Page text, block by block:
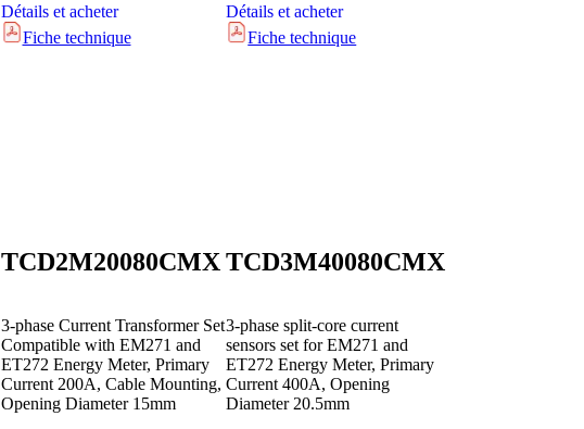
Détails et acheter
Fiche technique
Détails et acheter
Fiche technique
TCD2M20080CMX
3-phase Current Transformer Set
Compatible with EM271 and
ET272 Energy Meter, Primary
Current 200A, Cable Mounting,
Opening Diameter 15mm
TCD3M40080CMX
3-phase split-core current
sensors set for EM271 and
ET272 Energy Meter, Primary
Current 400A, Opening
Diameter 20.5mm